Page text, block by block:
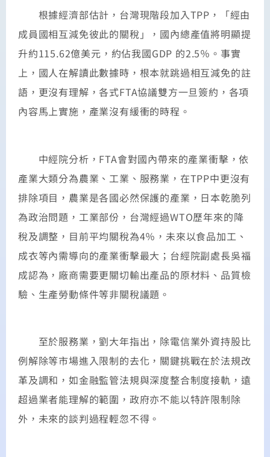
根據經濟部估計，台灣現階段加入TPP，「經由
成員國相互減免彼此的關稅」，國內總產值將明顯提
升約115.62億美元，約佔我國GDP 的2.5％。事實
上，國人在解讀此數據時，根本就跳過相互減免的註
語，更沒有理解，各式FTA協議雙方一旦簽約，各項
內容馬上實施，產業沒有緩衝的時程。
中經院分析，FTA會對國內帶來的產業衝擊，依
產業大類分為農業、工業、服務業，在TPP中更沒有
排除項目，農業是各國必然保護的產業，日本乾脆列
為政治問題，工業部份，台灣經過WTO歷年來的降
稅及調整，目前平均關稅為4％，未來以食品加工、
成衣等內需導向的產業衝擊最大；台經院副處長吳福
成認為，廠商需要更關切輸出產品的原材料、品質檢
驗、生產勞動條件等非關稅議題。
至於服務業，劉大年指出，除電信業外資持股比
例解除等市場進入限制的去化，關鍵挑戰在於法規改
革及調和，如金融監管法規與深度整合制度接軌，遠
超過業者能理解的範圍，政府亦不能以特許限制除
外，未來的談判過程輕忽不得。